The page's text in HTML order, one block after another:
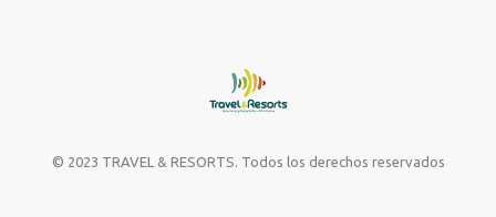
© 2023 TRAVEL & RESORTS. Todos los derechos reservados